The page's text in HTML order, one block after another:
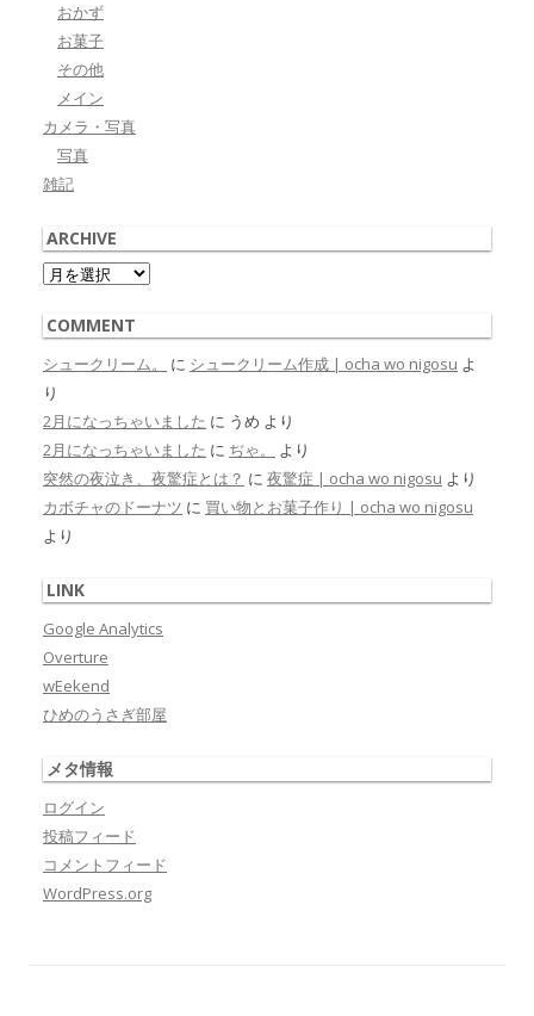
おかず
お菓子
その他
メイン
カメラ・写真
写真
雑記
ARCHIVE
Archive
COMMENT
シュークリーム。 に シュークリーム作成 | ocha wo nigosu よ
り
2月になっちゃいました に うめ より
2月になっちゃいました に ぢゃ。
より
突然の夜泣き、夜驚症とは？ に 夜驚症 | ocha wo nigosu より
カボチャのドーナツ に 買い物とお菓子作り | ocha wo nigosu
より
LINK
Google Analytics
Overture
wEekend
ひめのうさぎ部屋
メタ情報
ログイン
投稿フィード
コメントフィード
WordPress.org